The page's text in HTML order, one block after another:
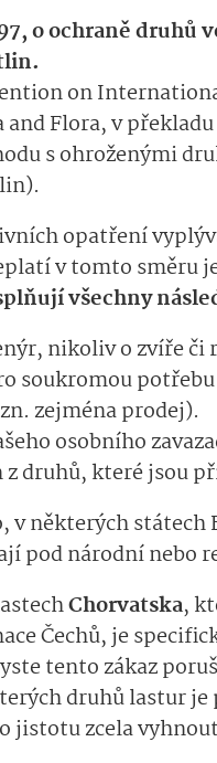
o ochraně druhů
on
and Flora, v
s ohroženými
opatření
v tomto směru
všechny
nikoliv o zvíře
soukromou
zejména prodej).
osobního
z druhů, které jsou
v některých
pod národní nebo
Chorvatska,
Čechů, je
tento zákaz
druhů lastur je
jistotu zcela